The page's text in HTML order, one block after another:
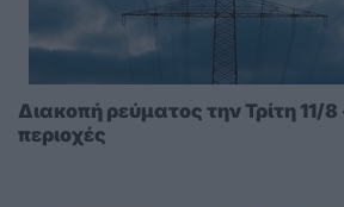
Διακοπή ρεύματος την Τρίτη 11/8
περιοχές